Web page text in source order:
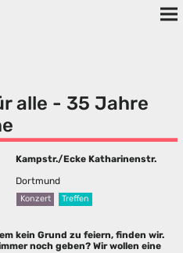
alle - 35 Jahre
Kampstr./Ecke Katharinenstr.
Dortmund
Konzert Treffen
kein Grund zu feiern, finden wir.
noch geben? Wir wollen eine